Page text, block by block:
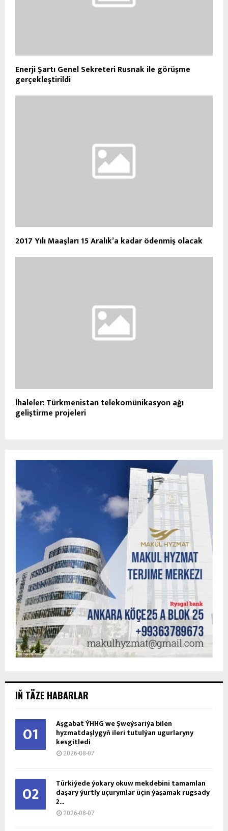
Enerji Şartı Genel Sekreteri Rusnak ile görüşme
gerçekleştirildi
2017 Yılı Maaşları 15 Aralık’a kadar ödenmiş olacak
İhaleler: Türkmenistan telekomünikasyon ağı
geliştirme projeleri
IŇ TÄZE HABARLAR
01 Aşgabat ÝHHG we Şweýsariýa bilen
hyzmatdaşlygyň ileri tutulýan ugurlaryny
kesgitledi
2026-08-07
02 Türkiýede ýokary okuw mekdebini tamamlan
daşary ýurtly uçurymlar üçin ýaşamak rugsady
2...
2026-08-07